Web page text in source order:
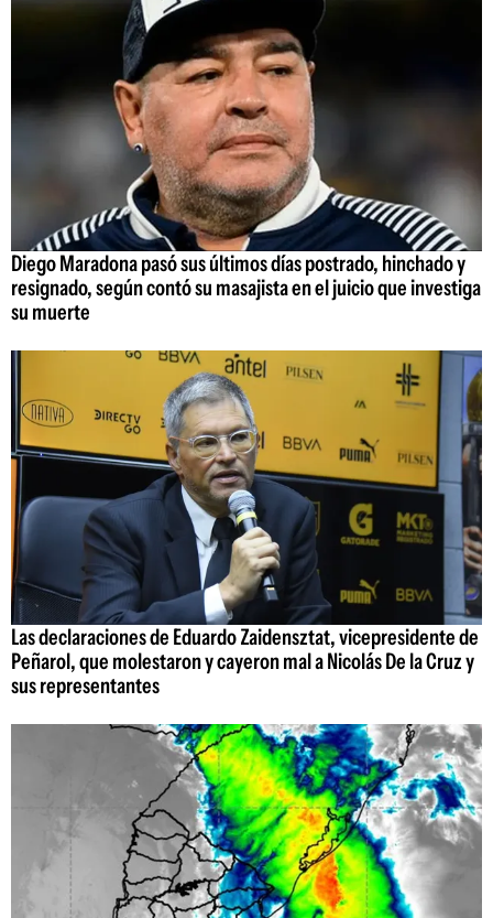
Diego Maradona pasó sus últimos días postrado, hinchado y
resignado, según contó su masajista en el juicio que investiga
su muerte
Las declaraciones de Eduardo Zaidensztat, vicepresidente de
Peñarol, que molestaron y cayeron mal a Nicolás De la Cruz y
sus representantes